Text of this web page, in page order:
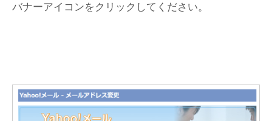
バナーアイコンをクリックしてください。